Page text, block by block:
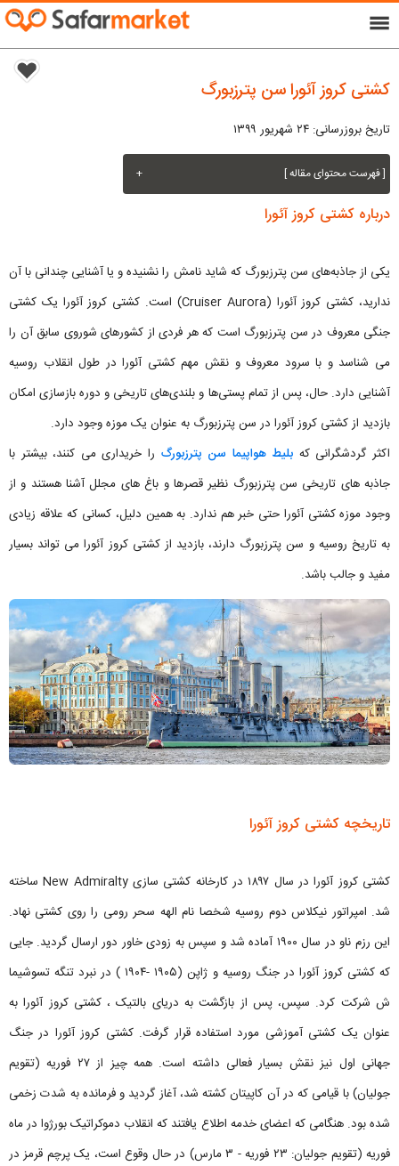
menu
کشتی کروز آئورا سن پترزبورگ
تاریخ بروزرسانی: ۲۴ شهریور ۱۳۹۹
[ فهرست محتوای مقاله ] +
درباره کشتی کروز آئورا
یکی از جاذبه‌های سن پترزبورگ که شاید نامش را نشنیده و یا آشنایی چندانی با آن
ندارید، کشتی کروز آئورا (Cruiser Aurora) است. کشتی کروز آئورا یک کشتی
جنگی معروف در سن پترزبورگ است که هر فردی از کشورهای شوروی سابق آن را
می شناسد و با سرود معروف و نقش مهم کشتی آئورا در طول انقلاب روسیه
آشنایی دارد. حال، پس از تمام پستی‌ها و بلندی‌های تاریخی و دوره بازسازی امکان
بازدید از کشتی کروز آئورا در سن پترزبورگ به عنوان یک موزه وجود دارد.
اکثر گردشگرانی که بلیط هواپیما سن پترزبورگ را خریداری می کنند، بیشتر با
جاذبه های تاریخی سن پترزبورگ نظیر قصرها و باغ های مجلل آشنا هستند و از
وجود موزه کشتی آئورا حتی خبر هم ندارد. به همین دلیل، کسانی که علاقه زیادی
به تاریخ روسیه و سن پترزبورگ دارند، بازدید از کشتی کروز آئورا می تواند بسیار
مفید و جالب باشد.
تاریخچه کشتی کروز آئورا
کشتی کروز آئورا در سال ۱۸۹۷ در کارخانه کشتی سازی New Admiralty ساخته
شد. امپراتور نیکلاس دوم روسیه شخصا نام الهه سحر رومی را روی کشتی نهاد.
این رزم ناو در سال ۱۹۰۰ آماده شد و سپس به زودی خاور دور ارسال گردید. جایی
که کشتی کروز آئورا در جنگ روسیه و ژاپن (۱۹۰۵ -۱۹۰۴ ) در نبرد تنگه تسوشیما
ش شرکت کرد. سپس، پس از بازگشت به دریای بالتیک ، کشتی کروز آئورا به
عنوان یک کشتی آموزشی مورد استفاده قرار گرفت. کشتی کروز آئورا در جنگ
جهانی اول نیز نقش بسیار فعالی داشته است. همه چیز از ۲۷ فوریه (تقویم
جولیان) با قیامی که در آن کاپیتان کشته شد، آغاز گردید و فرمانده به شدت زخمی
شده بود. هنگامی که اعضای خدمه اطلاع یافتند که انقلاب دموکراتیک بورژوا در ماه
فوریه (تقویم جولیان: ۲۳ فوریه - ۳ مارس) در حال وقوع است، یک پرچم قرمز در